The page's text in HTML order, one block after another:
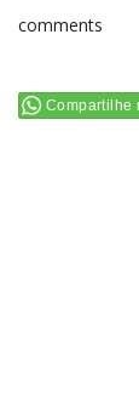
comments
Compartilhe